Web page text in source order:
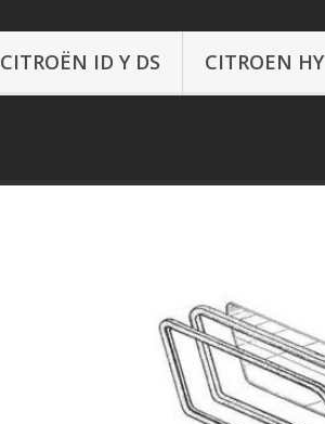
CITROËN ID Y DS CITROEN HY